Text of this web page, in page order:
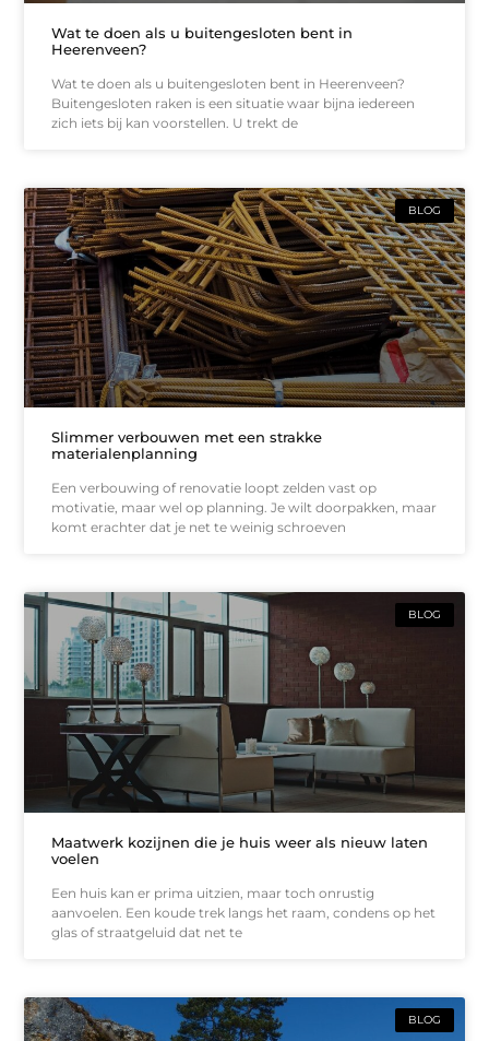
Wat te doen als u buitengesloten bent in
Heerenveen?
Wat te doen als u buitengesloten bent in Heerenveen?
Buitengesloten raken is een situatie waar bijna iedereen
zich iets bij kan voorstellen. U trekt de
BLOG
Slimmer verbouwen met een strakke
materialenplanning
Een verbouwing of renovatie loopt zelden vast op
motivatie, maar wel op planning. Je wilt doorpakken, maar
komt erachter dat je net te weinig schroeven
BLOG
Maatwerk kozijnen die je huis weer als nieuw laten
voelen
Een huis kan er prima uitzien, maar toch onrustig
aanvoelen. Een koude trek langs het raam, condens op het
glas of straatgeluid dat net te
BLOG